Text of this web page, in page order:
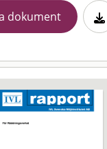
dokument